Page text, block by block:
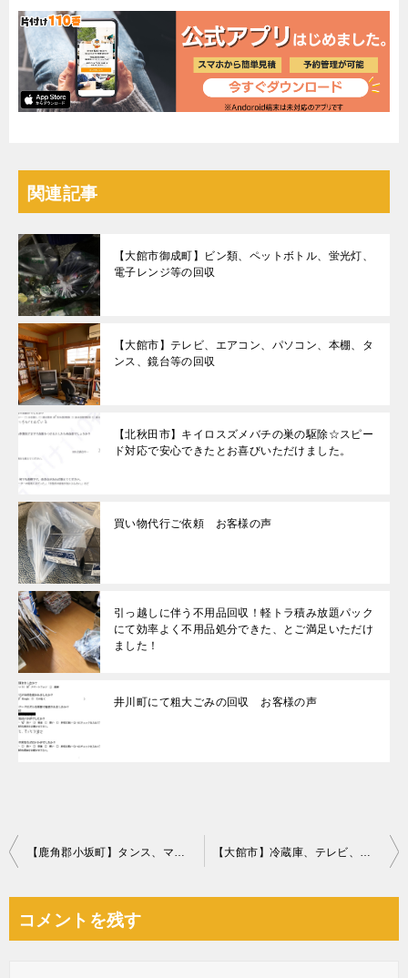
関連記事
【大館市御成町】ビン類、ペットボトル、蛍光灯、
電子レンジ等の回収
【大館市】テレビ、エアコン、パソコン、本棚、タ
ンス、鏡台等の回収
【北秋田市】キイロスズメバチの巣の駆除☆スピー
ド対応で安心できたとお喜びいただけました。
買い物代行ご依頼 お客様の声
引っ越しに伴う不用品回収！軽トラ積み放題パック
にて効率よく不用品処分できた、とご満足いただけ
ました！
井川町にて粗大ごみの回収 お客様の声
投
ビ
【鹿角郡小坂町】タンス、マットレス付きシングルベッド等の回収 【大館市】冷蔵庫、テレビ、洗濯機、こたつ、本棚、学習机等の回収
コメントを残す